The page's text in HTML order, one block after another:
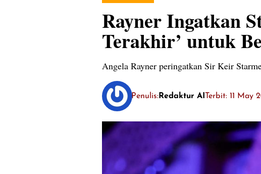
Rayner Ingatkan
Terakhir’ untuk
Angela Rayner peringatkan Sir Keir
Penulis:Redaktur AI Terbit: 11 May